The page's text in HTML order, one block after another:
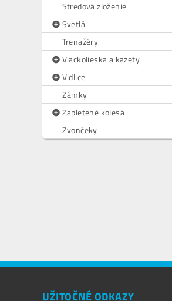
Stredová zloženie
Svetlá
Trenažéry
Viackolieska a kazety
Vidlice
Zámky
Zapletené kolesá
Zvončeky
UŽITOČNÉ ODKAZY